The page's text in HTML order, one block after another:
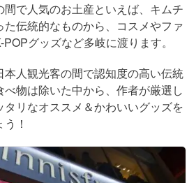
で人気のお土産といえば、キムチ
伝統的なものから、コスメやファ
グッズなど多岐に渡ります。
人観光客の間で認知度の高い伝統
物は除いた中から、作者が厳選し
リなオススメ＆かわいいグッズを
！